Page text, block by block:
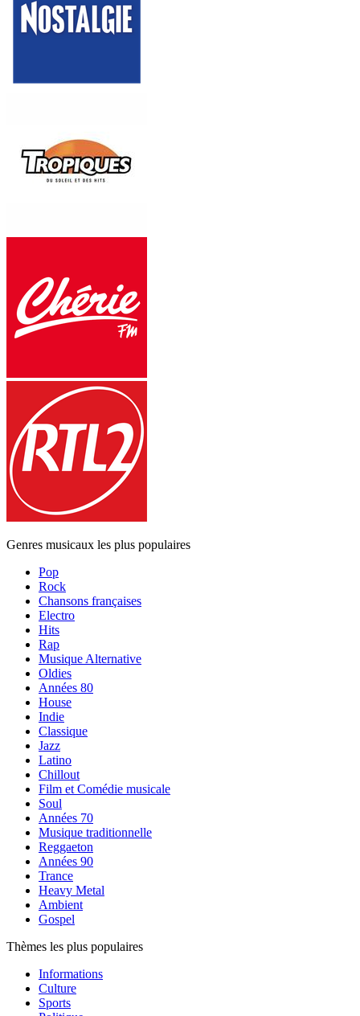
Genres musicaux les plus populaires
Pop
Rock
Chansons françaises
Electro
Hits
Rap
Musique Alternative
Oldies
Années 80
House
Indie
Classique
Jazz
Latino
Chillout
Film et Comédie musicale
Soul
Années 70
Musique traditionnelle
Reggaeton
Années 90
Trance
Heavy Metal
Ambient
Gospel
Thèmes les plus populaires
Informations
Culture
Sports